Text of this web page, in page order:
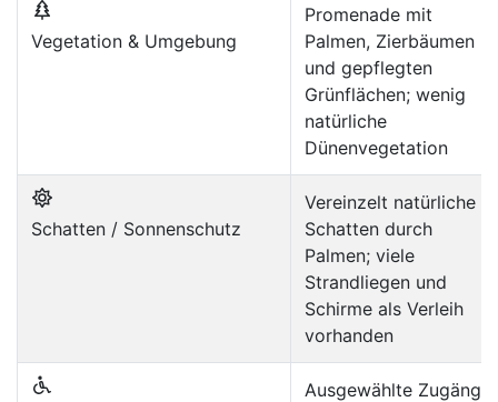
Vegetation & Umgebung
Promenade mit
Palmen, Zierbäumen
und gepflegten
Grünflächen; wenig
natürliche
Dünenvegetation
Schatten / Sonnenschutz
Vereinzelt natürliche
Schatten durch
Palmen; viele
Strandliegen und
Schirme als Verleih
vorhanden
Ausgewählte Zugänge